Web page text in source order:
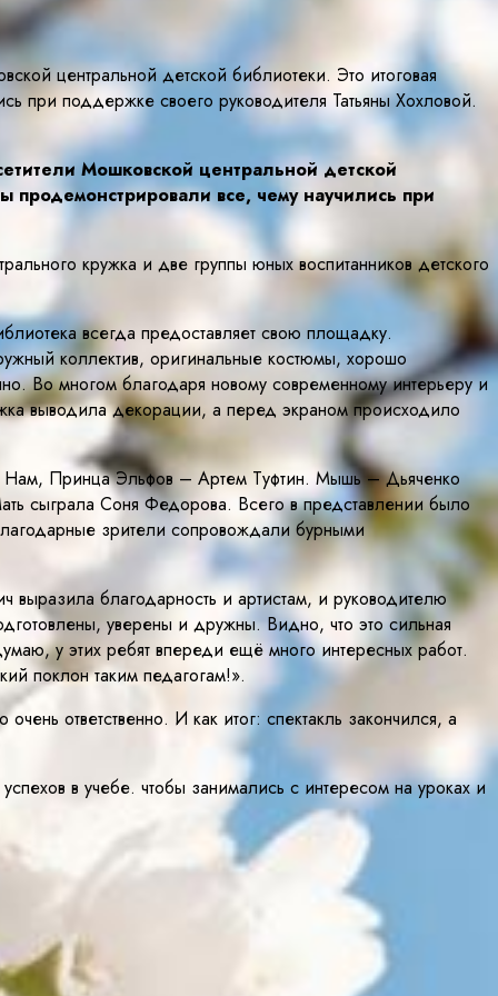
центральной детской библиотеки. Это итоговая
при поддержке своего руководителя Татьяны Хохловой.
Мошковской центральной детской
все, чему научились при
кружка и две группы юных воспитанников детского
всегда предоставляет свою площадку.
коллектив, оригинальные костюмы, хорошо
Во многом благодаря новому современному интерьеру и
выводила декорации, а перед экраном происходило
Нам, Принца Эльфов – Артем Туфтин. Мышь – Дьяченко
сыграла Соня Федорова. Всего в представлении было
зрители сопровождали бурными
благодарность и артистам, и руководителю
уверены и дружны. Видно, что это сильная
у этих ребят впереди ещё много интересных работ.
поклон таким педагогам!».
ответственно. И как итог: спектакль закончился, а
в учебе. чтобы занимались с интересом на уроках и